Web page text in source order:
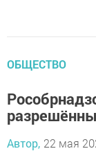
ОБЩЕСТВО
Автор, 22 мая